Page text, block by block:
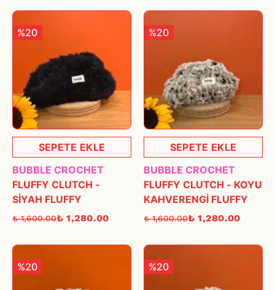
%20
SEPETE EKLE
BUBBLE CROCHET
FLUFFY CLUTCH -
SİYAH FLUFFY
₺ 1,600.00₺ 1,280.00
%20
SEPETE EKLE
BUBBLE CROCHET
FLUFFY CLUTCH - KOYU
KAHVERENGİ FLUFFY
₺ 1,600.00₺ 1,280.00
%20 %20